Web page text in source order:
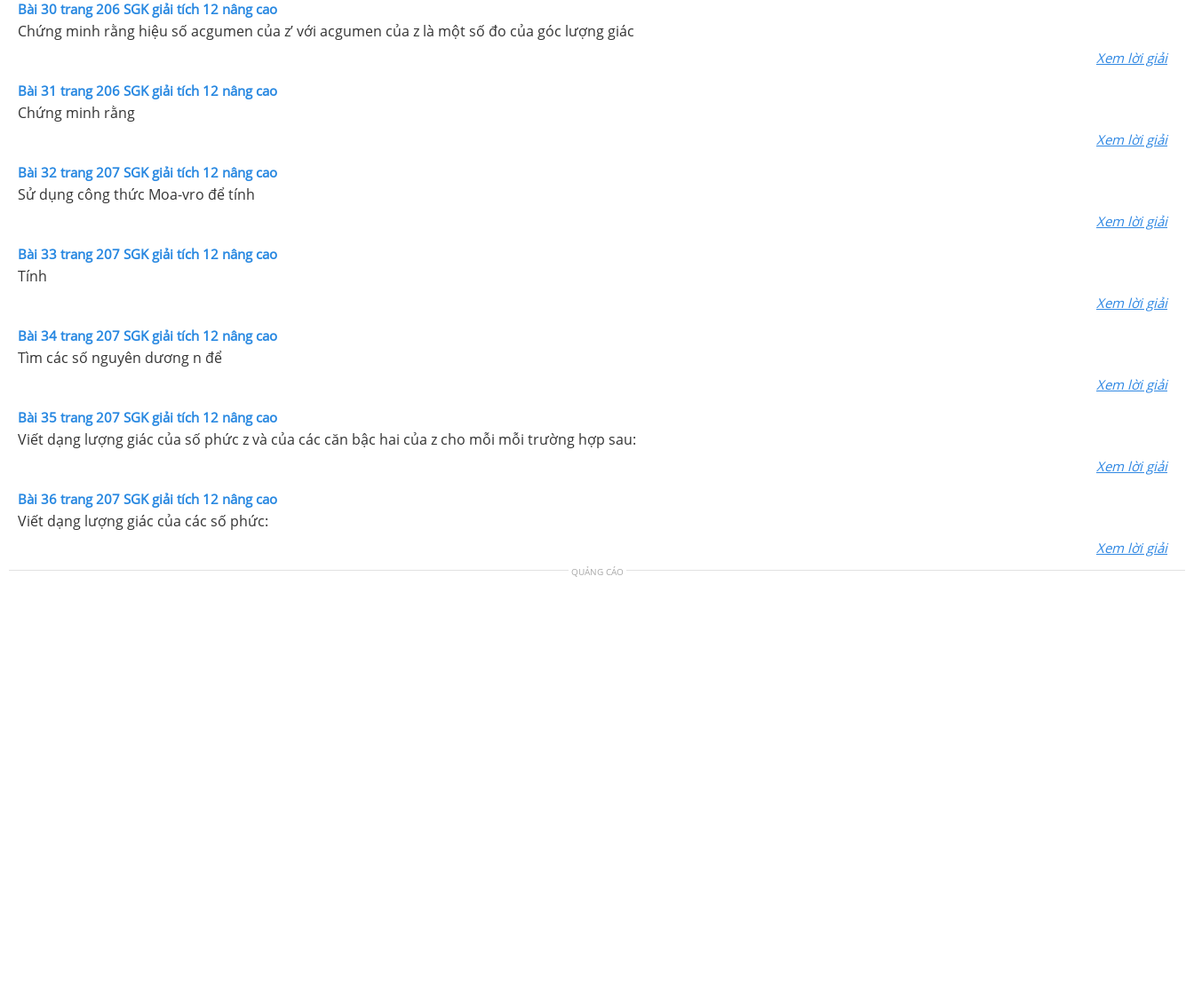
Bài 30 trang 206 SGK giải tích 12 nâng cao
Chứng minh rằng hiệu số acgumen của z’ với acgumen của z là một số đo của góc lượng giác
Xem lời giải
Bài 31 trang 206 SGK giải tích 12 nâng cao
Chứng minh rằng
Xem lời giải
Bài 32 trang 207 SGK giải tích 12 nâng cao
Sử dụng công thức Moa-vro để tính
Xem lời giải
Bài 33 trang 207 SGK giải tích 12 nâng cao
Tính
Xem lời giải
Bài 34 trang 207 SGK giải tích 12 nâng cao
Tìm các số nguyên dương n để
Xem lời giải
Bài 35 trang 207 SGK giải tích 12 nâng cao
Viết dạng lượng giác của số phức z và của các căn bậc hai của z cho mỗi mỗi trường hợp sau:
Xem lời giải
Bài 36 trang 207 SGK giải tích 12 nâng cao
Viết dạng lượng giác của các số phức:
Xem lời giải
QUẢNG CÁO